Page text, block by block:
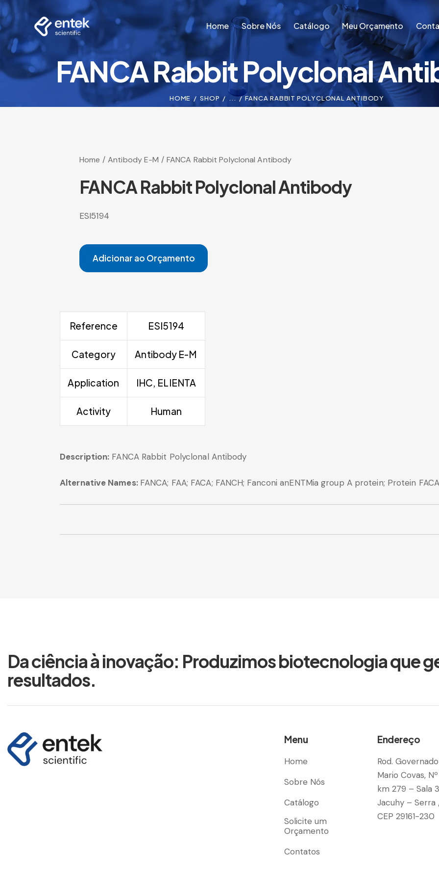
Home Sobre Nós Catálogo Meu Orçamento
Home Sobre Nós Catálogo Meu Orçamento
FANCA Rabbit Polyclonal
HOME SHOP ... FANCA RABBIT POLYCLONAL ANTIBODY
Home Antibody E-M FANCA Rabbit Polyclonal Antibody
FANCA Rabbit Polyclonal Antibody
ESI5194
Adicionar ao Orçamento
Reference ESI5194
Category Antibody E-M
Application IHC, ELIENTA
Activity Human
Description: FANCA Rabbit Polyclonal Antibody
Alternative Names: FANCA; FAA; FACA; FANCH; Fanconi anENTMia group A protein; Protein
Da ciência à inovação: Produzimos biotecnologia que
resultados.
Menu
Home
Sobre Nós
Catálogo
Solicite um
Orçamento
Contatos
Endereço
Rod.
Mario Covas,
km 279 – Sala
Jacuhy – Serra
CEP 29161-230